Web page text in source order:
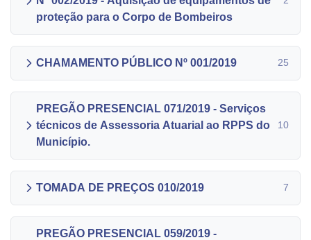
proteção para o Corpo de Bombeiros
CHAMAMENTO PÚBLICO Nº 001/2019 25
PREGÃO PRESENCIAL 071/2019 - Serviços
técnicos de Assessoria Atuarial ao RPPS do
Município.
10
TOMADA DE PREÇOS 010/2019 7
PREGÃO PRESENCIAL 059/2019 -